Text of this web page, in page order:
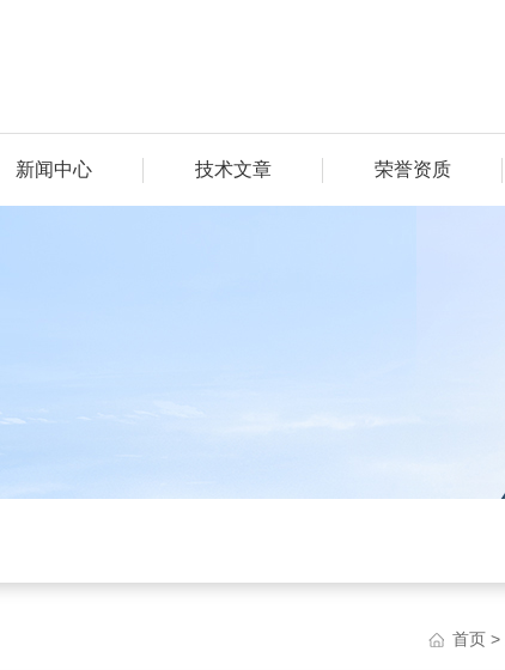
新闻中心 技术文章 荣誉资质
首页 >